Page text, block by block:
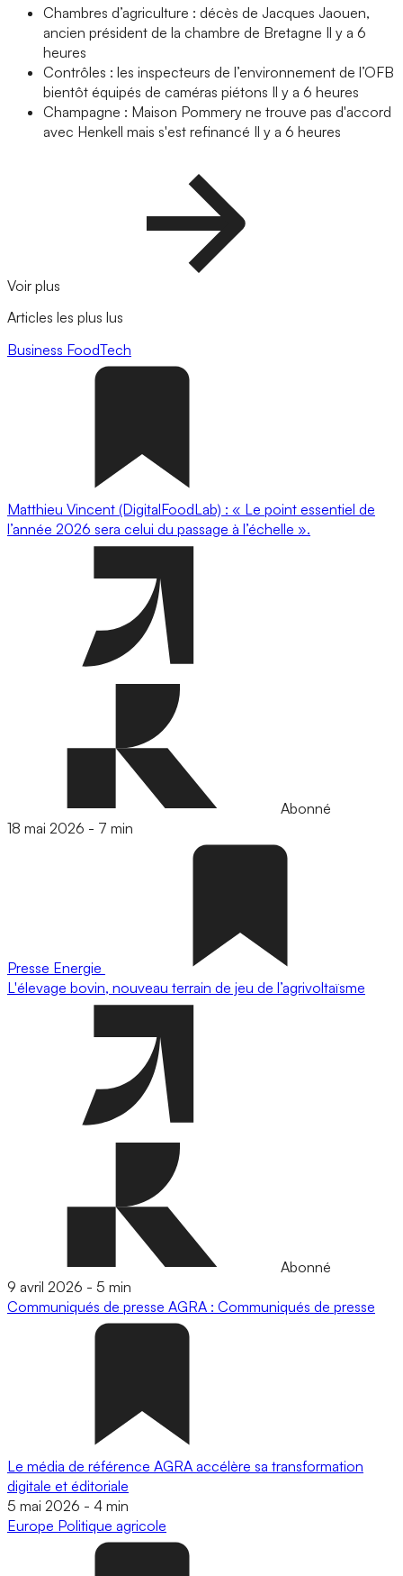
Chambres d’agriculture : décès de Jacques Jaouen,
ancien président de la chambre de Bretagne Il y a 6
heures
Contrôles : les inspecteurs de l’environnement de l’OFB
bientôt équipés de caméras piétons Il y a 6 heures
Champagne : Maison Pommery ne trouve pas d'accord
avec Henkell mais s'est refinancé Il y a 6 heures
Voir plus
Articles les plus lus
Business FoodTech
Matthieu Vincent (DigitalFoodLab) : « Le point essentiel de
l’année 2026 sera celui du passage à l’échelle ».
Abonné
18 mai 2026 - 7 min
Presse Energie
L'élevage bovin, nouveau terrain de jeu de l’agrivoltaïsme
Abonné
9 avril 2026 - 5 min
Communiqués de presse AGRA : Communiqués de presse
Le média de référence AGRA accélère sa transformation
digitale et éditoriale
5 mai 2026 - 4 min
Europe Politique agricole